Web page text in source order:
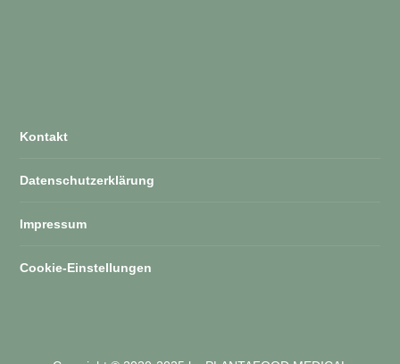
Kontakt
Datenschutzerklärung
Impressum
Cookie-Einstellungen